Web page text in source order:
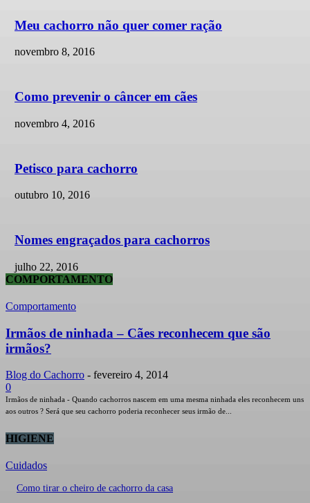
Meu cachorro não quer comer ração
novembro 8, 2016
Como prevenir o câncer em cães
novembro 4, 2016
Petisco para cachorro
outubro 10, 2016
Nomes engraçados para cachorros
julho 22, 2016
COMPORTAMENTO
Comportamento
Irmãos de ninhada – Cães reconhecem que são
irmãos?
Blog do Cachorro - fevereiro 4, 2014
0
Irmãos de ninhada - Quando cachorros nascem em uma mesma ninhada eles reconhecem uns
aos outros ? Será que seu cachorro poderia reconhecer seus irmão de...
HIGIENE
Cuidados
Como tirar o cheiro de cachorro da casa